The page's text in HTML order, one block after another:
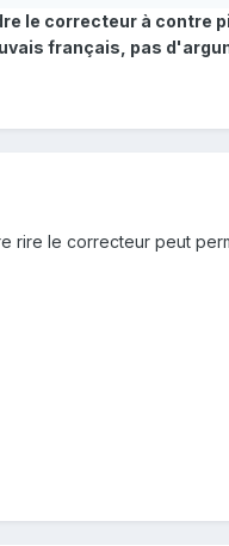
le correcteur à contre
français, pas
rire le correcteur peut